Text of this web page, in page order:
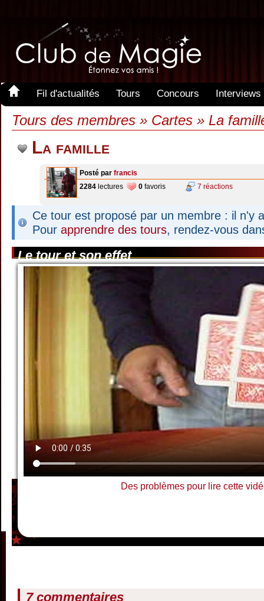
Fil d'actualités Tours Concours Interviews
Tours des membres » Cartes » La
La famille
Posté par francis
2284 lectures 0 favoris 7 réactions
Ce tour est proposé par un membre : il n'y
Pour apprendre des tours, rendez-vous
Le tour et son effet
Des problèmes pour lire cette
7 commentaires